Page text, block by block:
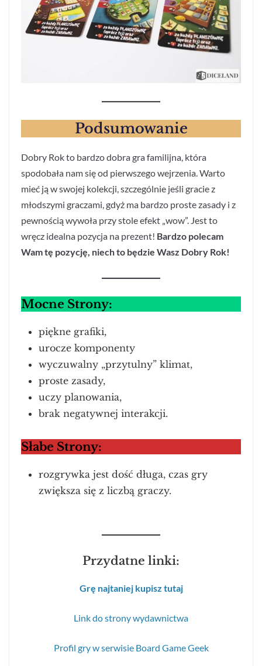
Podsumowanie
Dobry Rok to bardzo dobra gra familijna, która
spodobała nam się od pierwszego wejrzenia. Warto
mieć ją w swojej kolekcji, szczególnie jeśli gracie z
młodszymi graczami, gdyż ma bardzo proste zasady i z
pewnością wywoła przy stole efekt „wow”. Jest to
wręcz idealna pozycja na prezent! Bardzo polecam
Wam tę pozycję, niech to będzie Wasz Dobry Rok!
Mocne Strony:
piękne grafiki,
urocze komponenty
wyczuwalny „przytulny” klimat,
proste zasady,
uczy planowania,
brak negatywnej interakcji.
Słabe Strony:
rozgrywka jest dość długa, czas gry
zwiększa się z liczbą graczy.
Przydatne linki:
Grę najtaniej kupisz tutaj
Link do strony wydawnictwa
Profil gry w serwisie Board Game Geek